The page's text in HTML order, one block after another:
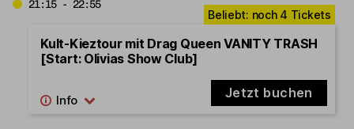
21:15 - 22:55
Kult-Kieztour mit Drag Queen VANITY TRASH
[Start: Olivias Show Club]
Jetzt buchen